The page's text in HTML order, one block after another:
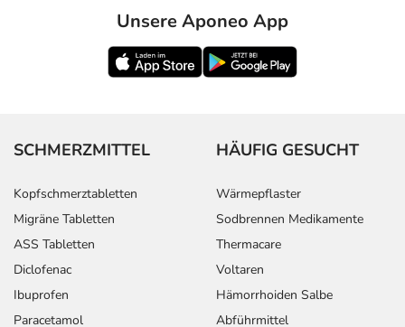
Unsere Aponeo App
SCHMERZMITTEL
Kopfschmerztabletten
Migräne Tabletten
ASS Tabletten
Diclofenac
Ibuprofen
Paracetamol
HÄUFIG GESUCHT
Wärmepflaster
Sodbrennen Medikamente
Thermacare
Voltaren
Hämorrhoiden Salbe
Abführmittel